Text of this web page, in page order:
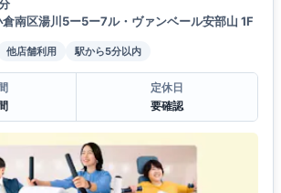
南区湯川5ー5ー7ル・ヴァンベール安部山 1F
他店舗利用 駅から5分以内
定休日
要確認